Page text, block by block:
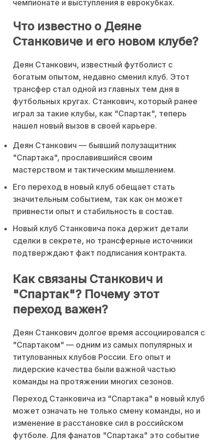
чемпионате и выступления в еврокубках.
Что известно о Деяне
Станковиче и его новом клубе?
Деян Станкович, известный футболист с
богатым опытом, недавно сменил клуб. Этот
трансфер стал одной из главных тем дня в
футбольных кругах. Станкович, который ранее
играл за такие клубы, как "Спартак", теперь
нашел новый вызов в своей карьере.
Деян Станкович — бывший полузащитник
"Спартака", прославившийся своим
мастерством и тактическим мышлением.
Его переход в новый клуб обещает стать
значительным событием, так как он может
привнести опыт и стабильность в состав.
Новый клуб Станковича пока держит детали
сделки в секрете, но трансферные источники
подтверждают факт подписания контракта.
Как связаны Станкович и
"Спартак"? Почему этот
переход важен?
Деян Станкович долгое время ассоциировался с
"Спартаком" — одним из самых популярных и
титулованных клубов России. Его опыт и
лидерские качества были важной частью
команды на протяжении многих сезонов.
Переход Станковича из "Спартака" в новый клуб
может означать не только смену команды, но и
изменение в расстановке сил в российском
футболе. Для фанатов "Спартака" это событие